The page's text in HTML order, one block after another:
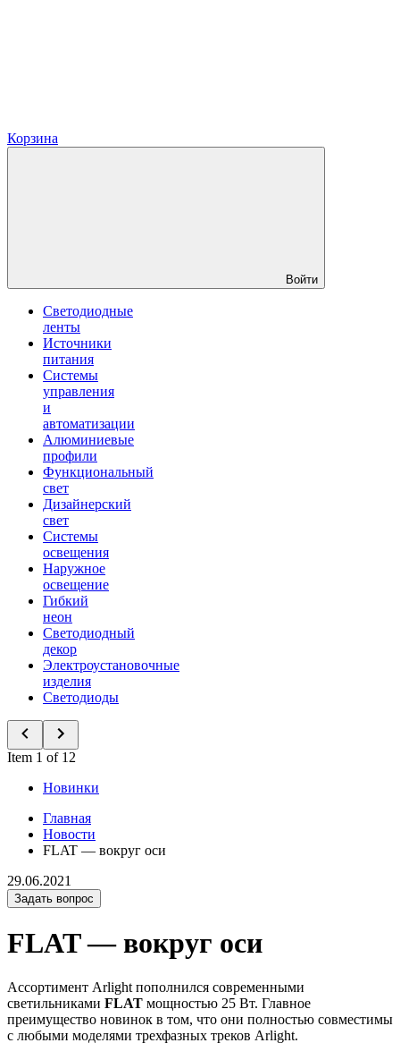
Корзина
Войти
Светодиодные
ленты
Источники
питания
Системы
управления
и
автоматизации
Алюминиевые
профили
Функциональный
свет
Дизайнерский
свет
Системы
освещения
Наружное
освещение
Гибкий
неон
Светодиодный
декор
Электроустановочные
изделия
Светодиоды
Item 1 of 12
Новинки
Главная
Новости
FLAT — вокруг оси
29.06.2021
Задать вопрос
FLAT — вокруг оси
Ассортимент Arlight пополнился современными
светильниками FLAT мощностью 25 Вт. Главное
преимущество новинок в том, что они полностью совместимы
с любыми моделями трехфазных треков Arlight.